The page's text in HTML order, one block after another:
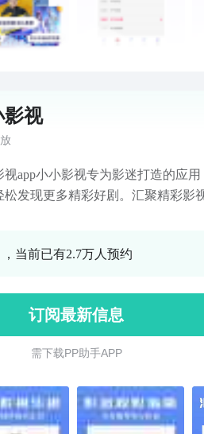
飞架——山水间的人类奇迹》《我
万里》《我们的国家公园 第三季先
田野之上》《叶尔羌河》……用镜
音乐排行榜、见证华语乐坛蓬勃生
、原创音乐大型安利现场……快
精彩内容一键解锁。 空中课堂-学校
习复习随心看；课后测与练，个性
藏行4、今晚开放麦2、一路前行、
、想见你、闪电咖啡馆、大牌
路唱响、打卡吧！吃货团、完美的
前辈、神奇公司在哪里、极限挑战
满东方·东方卫视春节晚会、东方卫
活： 文商旅体展、看展喵、侬额旅
所、名医话养生、星旅途、今日
影视
视app小小影视专为影迷打造的应用
松发现更多精彩好剧。汇聚精彩影
！享受影视的乐趣！丰富视听娱乐
析。小小影视app下载安装，给您不
当前已有2.7万人预约
订阅最新信息
需 下 载 P P 助 手 A P P